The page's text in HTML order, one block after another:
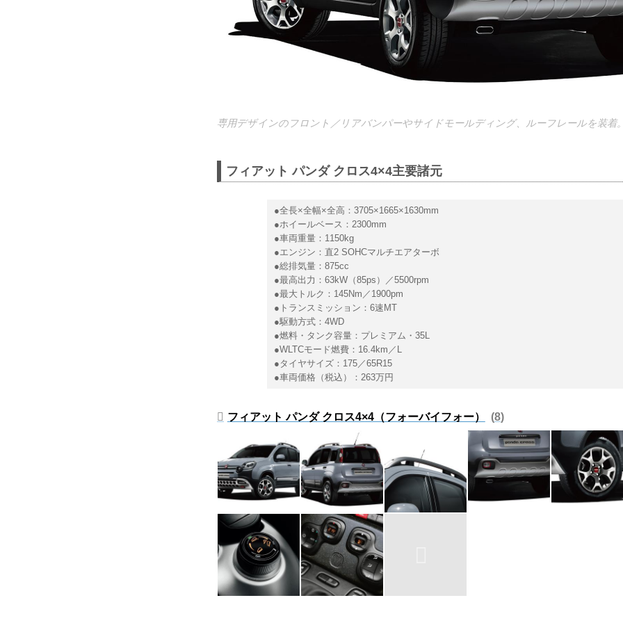
専用デザインのフロント／リアバンパーやサイドモールディング、ルーフレールを装着
フィアット パンダ クロス4×4主要諸元
●全長×全幅×全高：3705×1665×1630mm
●ホイールベース：2300mm
●車両重量：1150kg
●エンジン：直2 SOHCマルチエアターボ
●総排気量：875cc
●最高出力：63kW（85ps）／5500rpm
●最大トルク：145Nm／1900pm
●トランスミッション：6速MT
●駆動方式：4WD
●燃料・タンク容量：プレミアム・35L
●WLTCモード燃費：16.4km／L
●タイヤサイズ：175／65R15
●車両価格（税込）：263万円
フィアット パンダ クロス4×4（フォーバイフォー） 8